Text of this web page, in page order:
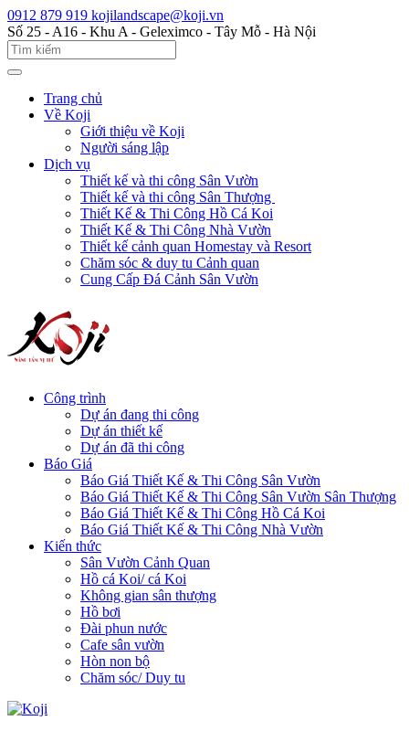
0912 879 919 kojilandscape@koji.vn
Số 25 - A16 - Khu A - Geleximco - Tây Mỗ - Hà Nội
Trang chủ
Về Koji
Giới thiệu về Koji
Người sáng lập
Dịch vụ
Thiết kế và thi công Sân Vườn
Thiết kế và thi công Sân Thượng
Thiết Kế & Thi Công Hồ Cá Koi
Thiết Kế & Thi Công Nhà Vườn
Thiết kế cảnh quan Homestay và Resort
Chăm sóc & duy tu Cảnh quan
Cung Cấp Đá Cảnh Sân Vườn
Công trình
Dự án đang thi công
Dự án thiết kế
Dự án đã thi công
Báo Giá
Báo Giá Thiết Kế & Thi Công Sân Vườn
Báo Giá Thiết Kế & Thi Công Sân Vườn Sân Thượng
Báo Giá Thiết Kế & Thi Công Hồ Cá Koi
Báo Giá Thiết Kế & Thi Công Nhà Vườn
Kiến thức
Sân Vườn Cảnh Quan
Hồ cá Koi/ cá Koi
Không gian sân thượng
Hồ bơi
Đài phun nước
Cafe sân vườn
Hòn non bộ
Chăm sóc/ Duy tu